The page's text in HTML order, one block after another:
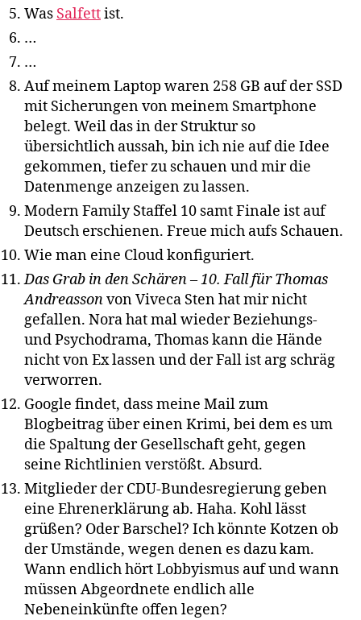
Was Salfettist.
…
…
Auf meinem Laptop waren 258 GB auf der SSD
mit Sicherungen von meinem Smartphone
belegt. Weil das in der Struktur so
übersichtlich aussah, bin ich nie auf die Idee
gekommen, tiefer zu schauen und mir die
Datenmenge anzeigen zu lassen.
Modern Family Staffel 10 samt Finale ist auf
Deutsch erschienen. Freue mich aufs Schauen.
Wie man eine Cloud konfiguriert.
Das Grab in den Schären – 10. Fall für Thomas
Andreassonvon Viveca Sten hat mir nicht
gefallen. Nora hat mal wieder Beziehungs-
und Psychodrama, Thomas kann die Hände
nicht von Ex lassen und der Fall ist arg schräg
verworren.
Google findet, dass meine Mail zum
Blogbeitrag über einen Krimi, bei dem es um
die Spaltung der Gesellschaft geht, gegen
seine Richtlinien verstößt. Absurd.
Mitglieder der CDU-Bundesregierung geben
eine Ehrenerklärung ab. Haha. Kohl lässt
grüßen? Oder Barschel? Ich könnte Kotzen ob
der Umstände, wegen denen es dazu kam.
Wann endlich hört Lobbyismus auf und wann
müssen Abgeordnete endlich alle
Nebeneinkünfte offen legen?